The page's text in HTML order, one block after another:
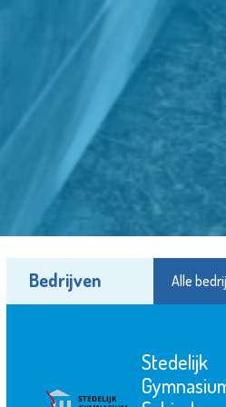
Bedrijven Alle
Stedelijk